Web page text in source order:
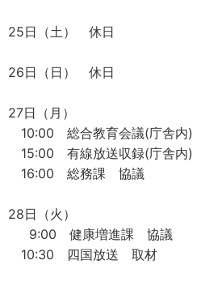
25日（土） 休日
26日（日） 休日
27日（月）
10:00 総合教育会議(庁舎内)
15:00 有線放送収録(庁舎内)
16:00 総務課 協議
28日（火）
9:00 健康増進課 協議
10:30 四国放送 取材